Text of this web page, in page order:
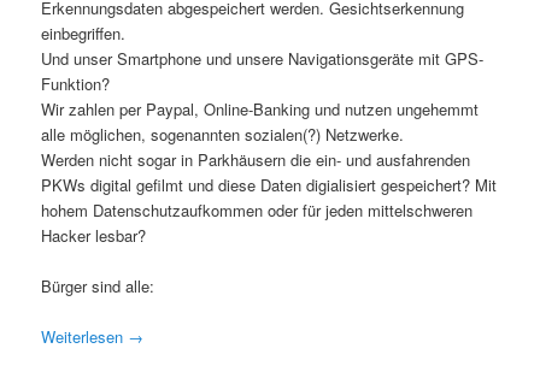
Erkennungsdaten abgespeichert werden. Gesichtserkennung
einbegriffen.
Und unser Smartphone und unsere Navigationsgeräte mit GPS-
Funktion?
Wir zahlen per Paypal, Online-Banking und nutzen ungehemmt
alle möglichen, sogenannten sozialen(?) Netzwerke.
Werden nicht sogar in Parkhäusern die ein- und ausfahrenden
PKWs digital gefilmt und diese Daten digialisiert gespeichert? Mit
hohem Datenschutzaufkommen oder für jeden mittelschweren
Hacker lesbar?
Bürger sind alle:
Weiterlesen →